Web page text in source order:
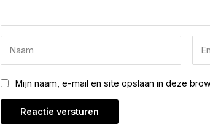
Mijn naam, e-mail en site opslaan in deze